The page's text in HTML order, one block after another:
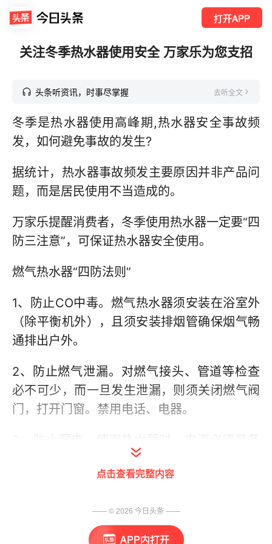
打开APP
APP内打开
关注冬季热水器使用安全 万家乐为您支招
头条听资讯，时事尽掌握 去听全文
冬季是热水器使用高峰期,热水器安全事故频
发，如何避免事故的发生?
据统计，热水器事故频发主要原因并非产品问
题，而是居民使用不当造成的。
万家乐提醒消费者，冬季使用热水器一定要“四
防三注意”，可保证热水器安全使用。
燃气热水器“四防法则”
1、防止CO中毒。燃气热水器须安装在浴室外
（除平衡机外），且须安装排烟管确保烟气畅
通排出户外。
2、防止燃气泄漏。对燃气接头、管道等检查
必不可少，而一旦发生泄漏，则须关闭燃气阀
门，打开门窗。禁用电话、电器。
可靠的地线并使用独立线路，严禁对原装电源
线进行私自接驳。
4、防止水箱冻裂。而当户外温度低于0°C
时，要对热水器进出水管进行保温防冻措施，
点击查看完整内容
—— ©2026 今日头条 ——